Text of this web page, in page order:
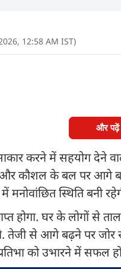
12:58 AM IST)
और पढ़ें
करने में सहयोग देने
कौशल के बल पर आगे
मनोवांछित स्थिति बनी
होगा. घर के लोगों से
से आगे बढ़ने पर जोर
को उभारने में सफल